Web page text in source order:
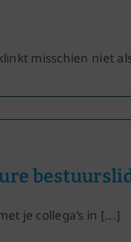
misschien niet
je collega’s in [...]